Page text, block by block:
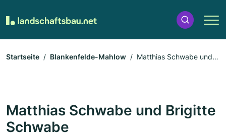
Startseite Blankenfelde-Mahlow
Matthias Schwabe und
Matthias Schwabe und Brigitte
Schwabe